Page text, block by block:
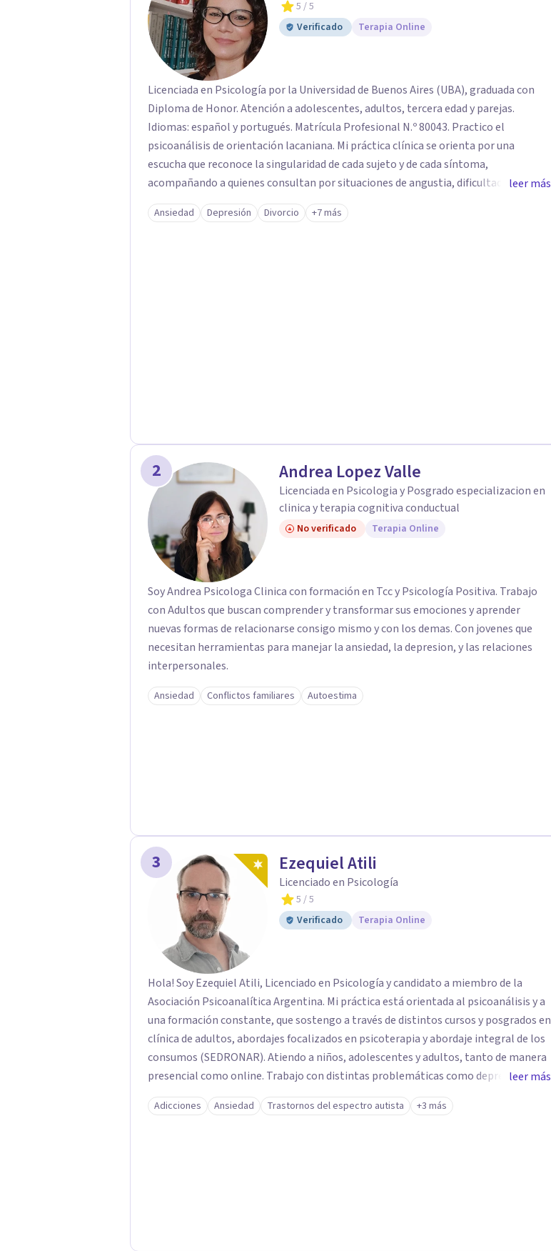
5 / 5
Verificado
Terapia Online
Licenciada en Psicología por la Universidad de Buenos Aires (UBA), graduada con
Diploma de Honor. Atención a adolescentes, adultos, tercera edad y parejas.
Idiomas: español y portugués. Matrícula Profesional N.º 80043. Practico el
psicoanálisis de orientación lacaniana. Mi práctica clínica se orienta por una
escucha que reconoce la singularidad de cada sujeto y de cada síntoma,
acompañando a quienes consultan por situaciones de angustia, dificultades en los
vínculos, inhibiciones, duelos, crisis vitales, padecimientos subjetivos y otros
modos de malestar. La práctica analítica propone un espacio de palabra donde
leer más
Ansiedad Depresión Divorcio +7 más
2 Andrea Lopez Valle
Licenciada en Psicologia y Posgrado especializacion en
clinica y terapia cognitiva conductual
No verificado Terapia Online
Soy Andrea Psicologa Clinica con formación en Tcc y Psicología Positiva. Trabajo
con Adultos que buscan comprender y transformar sus emociones y aprender
nuevas formas de relacionarse consigo mismo y con los demas. Con jovenes que
necesitan herramientas para manejar la ansiedad, la depresion, y las relaciones
interpersonales.
Ansiedad Conflictos familiares Autoestima
3 Ezequiel Atili
Licenciado en Psicología
5 / 5
Verificado
Terapia Online
Hola! Soy Ezequiel Atili, Licenciado en Psicología y candidato a miembro de la
Asociación Psicoanalítica Argentina. Mi práctica está orientada al psicoanálisis y a
una formación constante, que sostengo a través de distintos cursos y posgrados en
clínica de adultos, abordajes focalizados en psicoterapia y abordaje integral de los
consumos (SEDRONAR). Atiendo a niños, adolescentes y adultos, tanto de manera
presencial como online. Trabajo con distintas problemáticas como depresión,
ataques de pánico, adicciones, trastornos alimentarios, trastornos del espectro
autista (TEA) y otras situaciones que generan malestar. Entiendo que cada persona
leer más
Adicciones Ansiedad Trastornos del espectro autista +3 más